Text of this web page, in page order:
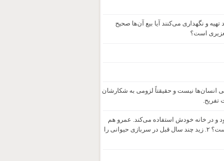
و نگهداری می‌کنند آیا بیع آن‌ها صحیح
است؟
غذایی انسان‌ها نیست و حقیقتاً لزومی به شکارشان
و در خانه خودش استفاده می‌کند. عمرو هم
یک روز در خانه او بود و از همان چیز استفاده کرده بود. آیا بر زید و عمرو چیزی هست؟ ۲. زید چند سال قبل در سربازی حیوانی را